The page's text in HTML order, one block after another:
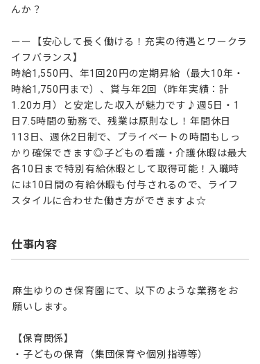
んか？
ーー【安心して長く働ける！充実の待遇とワークラ
イフバランス】
時給1,550円、年1回20円の定期昇給（最大10年・
時給1,750円まで）、賞与年2回（昨年実績：計
1.20カ月）と安定した収入が魅力です♪週5日・1
日7.5時間の勤務で、残業は原則なし！年間休日
113日、週休2日制で、プライベートの時間もしっ
かり確保できます◎子どもの看護・介護休暇は最大
各10日まで特別有給休暇として取得可能！入職時
には10日間の有給休暇も付与されるので、ライフ
スタイルに合わせた働き方ができますよ☆
仕事内容
麻生ゆりのき保育園にて、以下のような業務をお
願いします。
【保育関係】
・子どもの保育（集団保育や個別指導等）